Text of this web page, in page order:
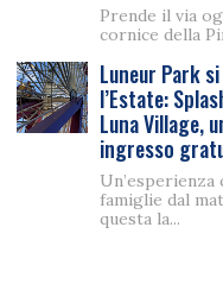
Prende il via
cornice della
Luneur Park
l’Estate:
Luna Village,
ingresso
Un’esperienza
famiglie dal
questa la...